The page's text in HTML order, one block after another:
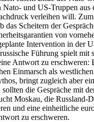
und US-Truppen aus
verleihen will. Zum
das Scheitern der
von
Intervention in der
Führung spielt mit
Antwort zu erschweren:
Einmarsch als westlichen
bringt zugleich aber
die Gespräche mit
Moskau, die Russland-
und eine einheitliche
zu erschweren.